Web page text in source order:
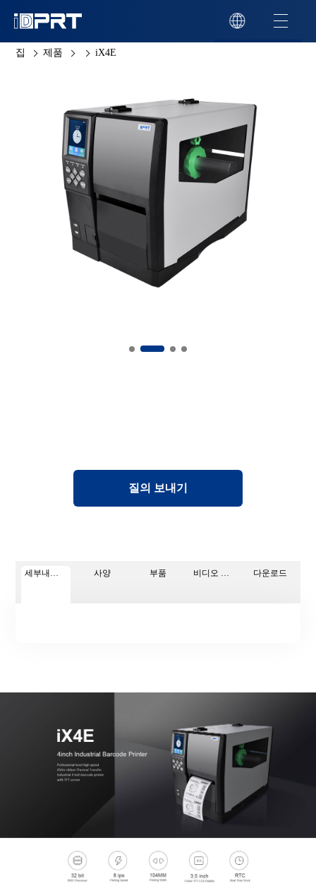
집 제품 iX4E
질의 보내기
세부내용 페이지 사양 부품 비디오 가이드 다운로드